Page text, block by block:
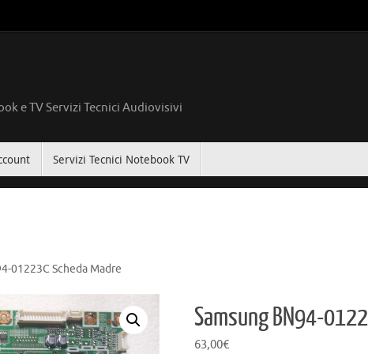
e TV Servizi Tecnici Audiovisivi
Servizi Tecnici Notebook TV
01223C Scheda Madre
Samsung BN94-
63,00€